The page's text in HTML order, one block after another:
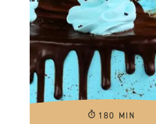
180 MIN